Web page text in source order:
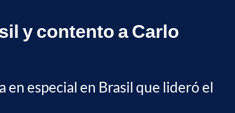
y contento a Carlo
especial en Brasil que lideró el